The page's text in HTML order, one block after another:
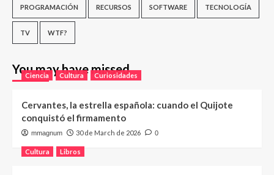
PROGRAMACIÓN RECURSOS SOFTWARE TECNOLOGÍA
TV WTF?
You may have missed
Ciencia Cultura Curiosidades
Cervantes, la estrella española: cuando el Quijote
conquistó el firmamento
mmagnum 30 de March de 2026 0
Cultura Libros